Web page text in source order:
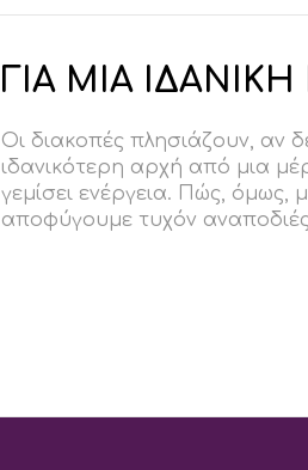
ΓΙΑ ΜΙΑ
Οι διακοπές πλησιάζουν, αν
ιδανικότερη αρχή από μια
γεμίσει ενέργεια. Πώς,
αποφύγουμε τυχόν